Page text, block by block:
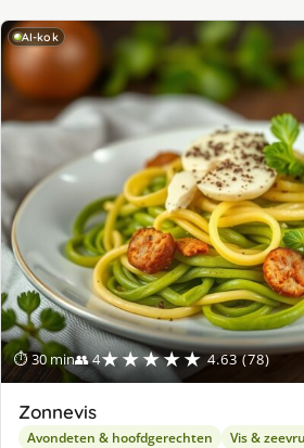
AI-kok
⏱ 30 min👥 4★★★★★ 4.63 (78)
Zonnevis
Avondeten & hoofdgerechten Vis &